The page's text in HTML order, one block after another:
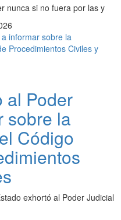
nunca si no fuera por las y
al Poder
sobre la
Código
exhortó al Poder Judicial